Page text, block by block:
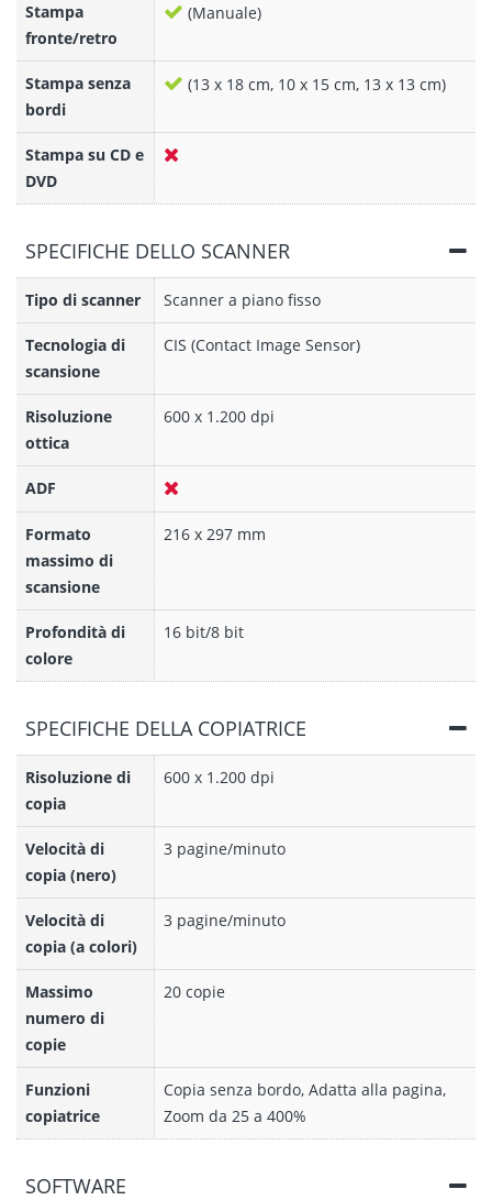
Stampa
fronte/retro
(Manuale)
Stampa senza
bordi
(13 x 18 cm, 10 x 15 cm, 13 x 13 cm)
Stampa su CD e
DVD
SPECIFICHE DELLO SCANNER
Tipo di scanner Scanner a piano fisso
Tecnologia di
scansione
CIS (Contact Image Sensor)
Risoluzione
ottica
600 x 1.200 dpi
ADF
Formato
massimo di
scansione
216 x 297 mm
Profondità di
colore
16 bit/8 bit
SPECIFICHE DELLA COPIATRICE
Risoluzione di
copia
600 x 1.200 dpi
Velocità di
copia (nero)
3 pagine/minuto
Velocità di
copia (a colori)
3 pagine/minuto
Massimo
numero di
copie
20 copie
Funzioni
copiatrice
Copia senza bordo, Adatta alla pagina,
Zoom da 25 a 400%
SOFTWARE